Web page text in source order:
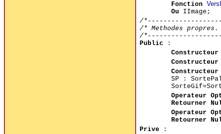
Fonction
Ou IImage;
/
/* Methodes
/
Public :
SP :
Operateur
Retourner
Operateur
Retourner
Prive: